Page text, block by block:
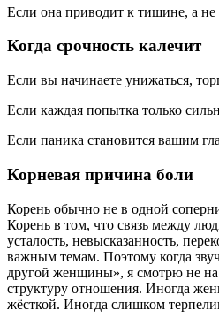
Если она приводит к тишине, а не
Когда срочность калечит
Если вы начинаете унижаться,
Если каждая попытка только
Если паника становится вашим
Корневая причина боли
Корень обычно не в одной
Корень в том, что связь между
усталость, невысказанность,
важным темам. Поэтому когда
другой женщины», я смотрю не на
структуру отношения. Иногда
жёсткой. Иногда слишком